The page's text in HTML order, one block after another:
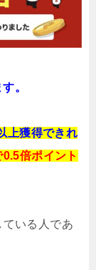
。
上獲得できれ
倍ポイント
いる人であ